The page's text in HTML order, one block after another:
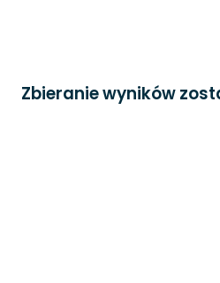
Zbieranie wyników